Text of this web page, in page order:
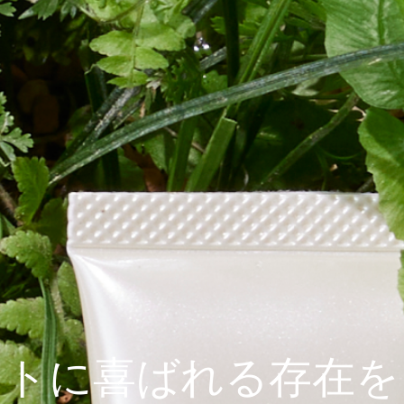
に喜ばれる存在